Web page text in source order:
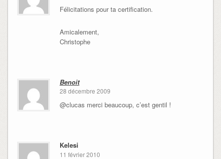
Félicitations pour ta certification.
Amicalement,
Christophe
Benoit
28 décembre 2009
@clucas merci beaucoup, c’est gentil !
Kelesi
11 février 2010